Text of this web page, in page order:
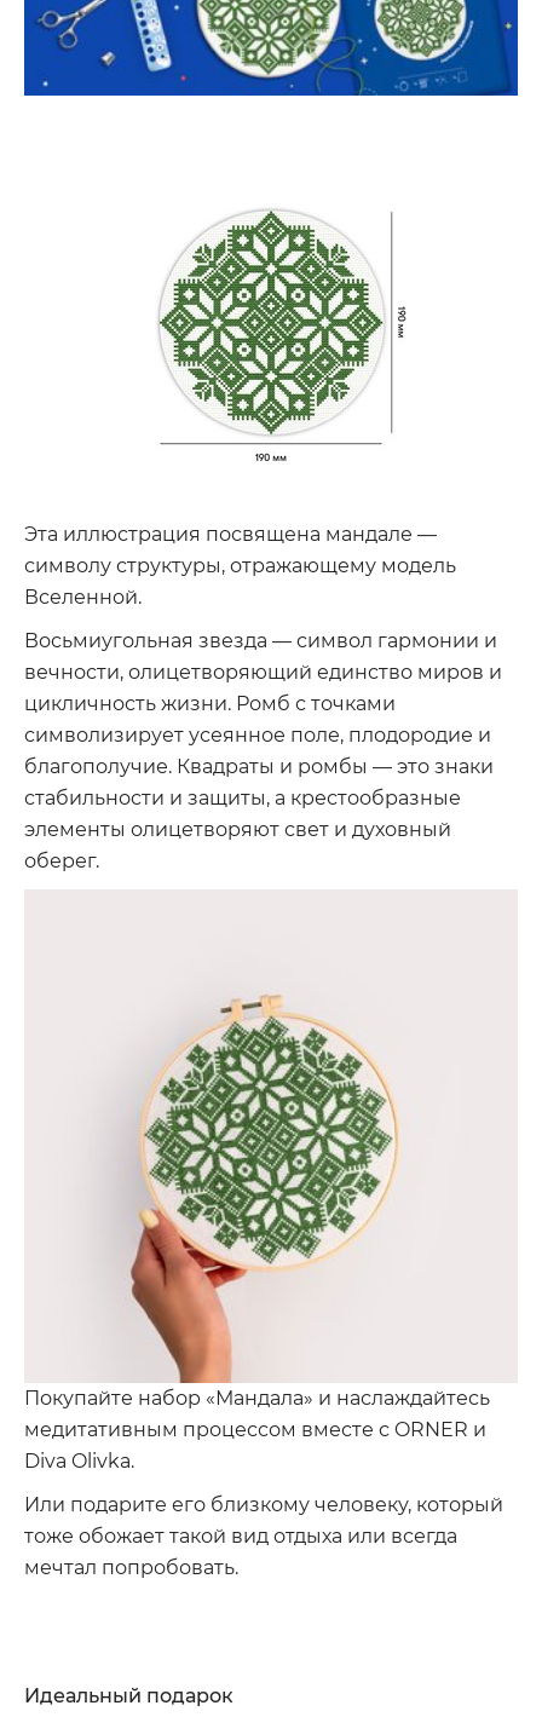
Эта иллюстрация посвящена мандале —
символу структуры, отражающему модель
Вселенной.
Восьмиугольная звезда — символ гармонии и
вечности, олицетворяющий единство миров и
цикличность жизни. Ромб с точками
символизирует усеянное поле, плодородие и
благополучие. Квадраты и ромбы — это знаки
стабильности и защиты, а крестообразные
элементы олицетворяют свет и духовный
оберег.
Покупайте набор «Мандала» и наслаждайтесь
медитативным процессом вместе с ORNER и
Diva Olivka.
Или подарите его близкому человеку, который
тоже обожает такой вид отдыха или всегда
мечтал попробовать.
Идеальный подарок